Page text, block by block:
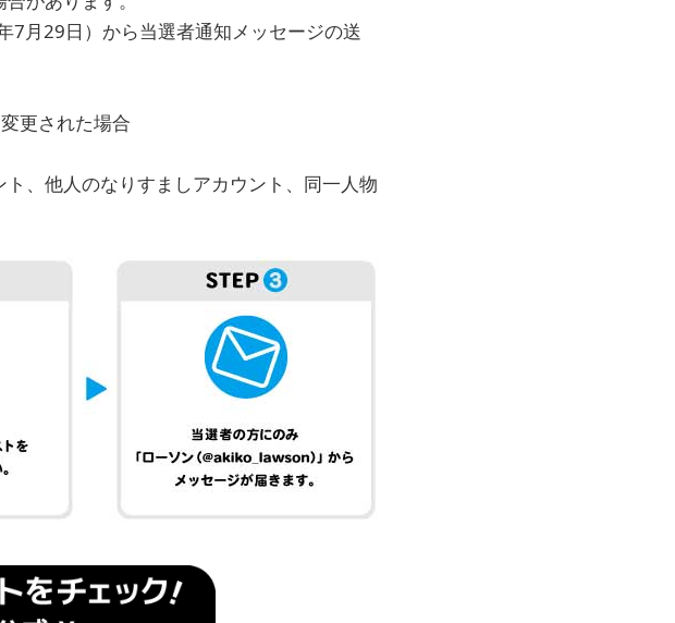
月29日）から当選者通知メッセージの送
更された場合
、他人のなりすましアカウント、同一人物